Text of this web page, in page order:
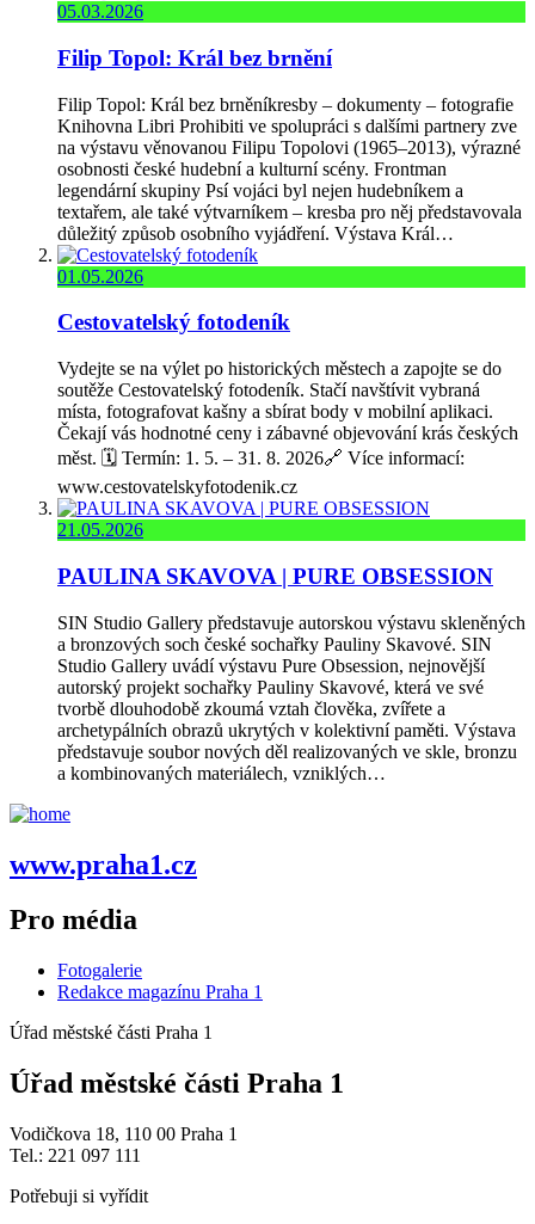
05.03.2026
Filip Topol: Král bez brnění
Filip Topol: Král bez brněníkresby – dokumenty – fotografie
Knihovna Libri Prohibiti ve spolupráci s dalšími partnery zve
na výstavu věnovanou Filipu Topolovi (1965–2013), výrazné
osobnosti české hudební a kulturní scény. Frontman
legendární skupiny Psí vojáci byl nejen hudebníkem a
textařem, ale také výtvarníkem – kresba pro něj představovala
důležitý způsob osobního vyjádření. Výstava Král…
01.05.2026
Cestovatelský fotodeník
Vydejte se na výlet po historických městech a zapojte se do
soutěže Cestovatelský fotodeník. Stačí navštívit vybraná
místa, fotografovat kašny a sbírat body v mobilní aplikaci.
Čekají vás hodnotné ceny i zábavné objevování krás českých
měst. 🗓️ Termín: 1. 5. – 31. 8. 2026🔗 Více informací:
www.cestovatelskyfotodenik.cz
21.05.2026
PAULINA SKAVOVA | PURE OBSESSION
SIN Studio Gallery představuje autorskou výstavu skleněných
a bronzových soch české sochařky Pauliny Skavové. SIN
Studio Gallery uvádí výstavu Pure Obsession, nejnovější
autorský projekt sochařky Pauliny Skavové, která ve své
tvorbě dlouhodobě zkoumá vztah člověka, zvířete a
archetypálních obrazů ukrytých v kolektivní paměti. Výstava
představuje soubor nových děl realizovaných ve skle, bronzu
a kombinovaných materiálech, vzniklých…
www.praha1.cz
Pro média
Fotogalerie
Redakce magazínu Praha 1
Úřad městské části Praha 1
Úřad městské části Praha 1
Vodičkova 18, 110 00 Praha 1
Tel.: 221 097 111
Potřebuji si vyřídit